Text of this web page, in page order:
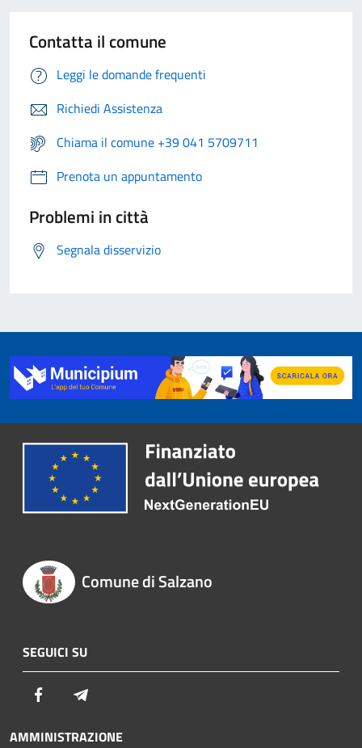
Contatta il comune
Leggi le domande frequenti
Richiedi Assistenza
Chiama il comune +39 041 5709711
Prenota un appuntamento
Problemi in città
Segnala disservizio
Comune di Salzano
SEGUICI SU
Facebook
AMMINISTRAZIONE